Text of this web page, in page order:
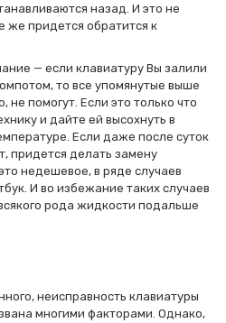
назад. И это не
же придется обратится к
— если клавиатуру Вы залили
то все упомянутые выше
не помогут. Если это только что
и дайте ей высохнуть в
Если даже после суток
придется делать замену
недешевое, в ряде случаев
И во избежание таких случаев
рода жидкости подальше
неисправность клавиатуры
многими факторами. Однако,